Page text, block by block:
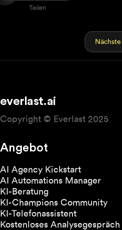
Teilen
Nächste
everlast.ai
Copyright © Everlast 2025
Angebot
AI Agency Kickstart
AI Automations Manager
KI-Beratung
KI-Champions Community
KI-Telefonassistent
Kostenloses Analysegespräch